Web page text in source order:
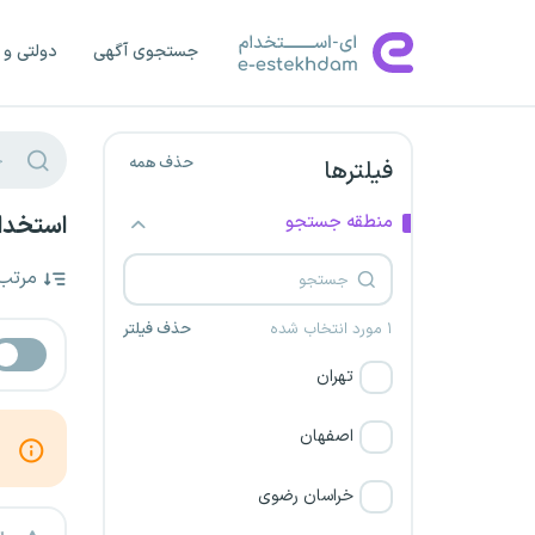
جستجوی آگهی دولتی
فیلترها حذف همه
منطقه جستجو
۱ مورد انتخاب شده حذف فیلتر
تهران
اصفهان
خراسان رضوی